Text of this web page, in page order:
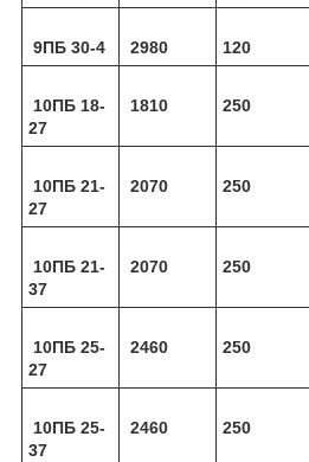
9ПБ 30-4 2980 120
10ПБ 18-
27
1810 250
10ПБ 21-
27
2070 250
10ПБ 21-
37
2070 250
10ПБ 25-
27
2460 250
10ПБ 25-
37
2460 250